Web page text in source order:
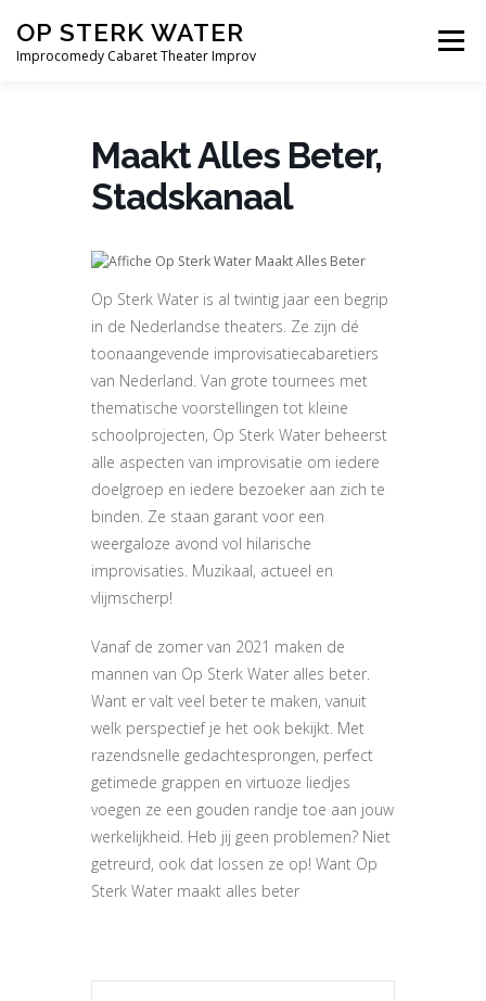
naarOP STERK WATER
Improcomedy Cabaret Theater Improv
Menu
SPELERS BLOG THEATERSHOWS
Maakt Alles Beter,
Stadskanaal
Op Sterk Water is al twintig jaar een begrip
in de Nederlandse theaters. Ze zijn dé
toonaangevende improvisatiecabaretiers
van Nederland. Van grote tournees met
thematische voorstellingen tot kleine
schoolprojecten, Op Sterk Water beheerst
alle aspecten van improvisatie om iedere
doelgroep en iedere bezoeker aan zich te
binden. Ze staan garant voor een
weergaloze avond vol hilarische
improvisaties. Muzikaal, actueel en
vlijmscherp!
Vanaf de zomer van 2021 maken de
mannen van Op Sterk Water alles beter.
Want er valt veel beter te maken, vanuit
welk perspectief je het ook bekijkt. Met
razendsnelle gedachtesprongen, perfect
getimede grappen en virtuoze liedjes
voegen ze een gouden randje toe aan jouw
werkelijkheid. Heb jij geen problemen? Niet
getreurd, ook dat lossen ze op! Want Op
Sterk Water maakt alles beter